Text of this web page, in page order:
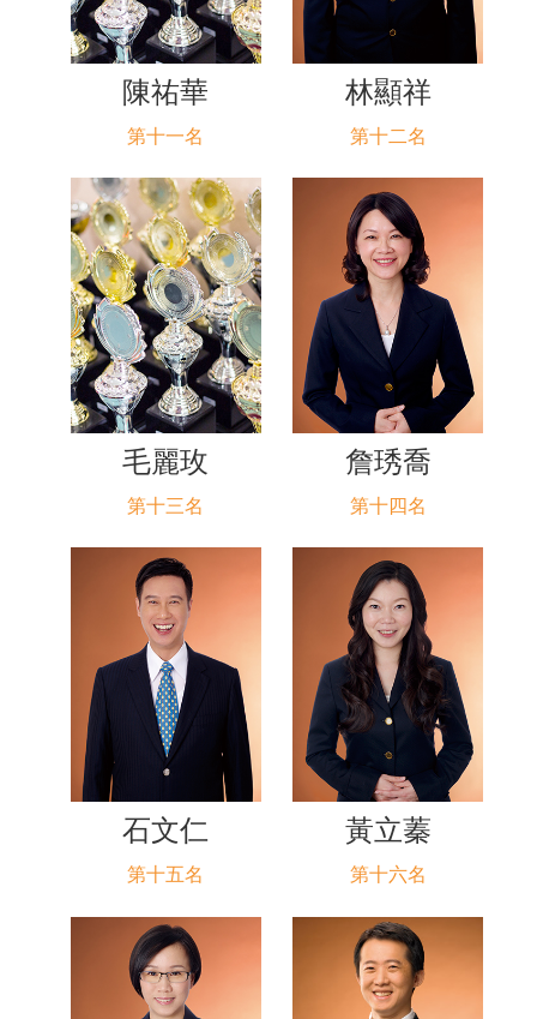
陳祐華
第十一名
林顯祥
第十二名
毛麗玫
第十三名
詹琇喬
第十四名
石文仁
第十五名
黃立蓁
第十六名